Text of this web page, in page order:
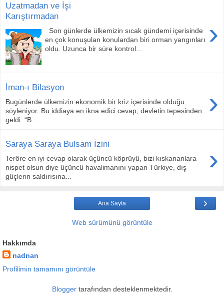
Uzatmadan ve İşi
Karıştırmadan
›
Son günlerde ülkemizin sıcak gündemi içerisinde
en çok konuşulan konulardan biri orman yangınları
oldu. Uzunca bir süre kontrol...
İman-ı Bilasyon ›
Bugünlerde ülkemizin ekonomik bir kriz içerisinde olduğu
söyleniyor. Bu iddiaya en ikna edici cevap, devletin tepesinden
geldi: “B...
Saraya Saraya Bulsam İzini ›
Teröre en iyi cevap olarak üçüncü köprüyü, bizi kıskananlara
nispet olsun diye üçüncü havalimanını yapan Türkiye, dış
güçlerin saldırısına...
›
Ana Sayfa
Web sürümünü görüntüle
Hakkımda
nadnan
Profilimin tamamını görüntüle
Bloggertarafından desteklenmektedir.